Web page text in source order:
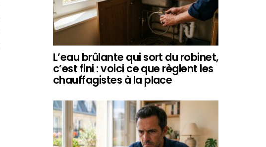
L’eau brûlante qui sort du robinet,
c’est fini : voici ce que règlent les
chauffagistes à la place